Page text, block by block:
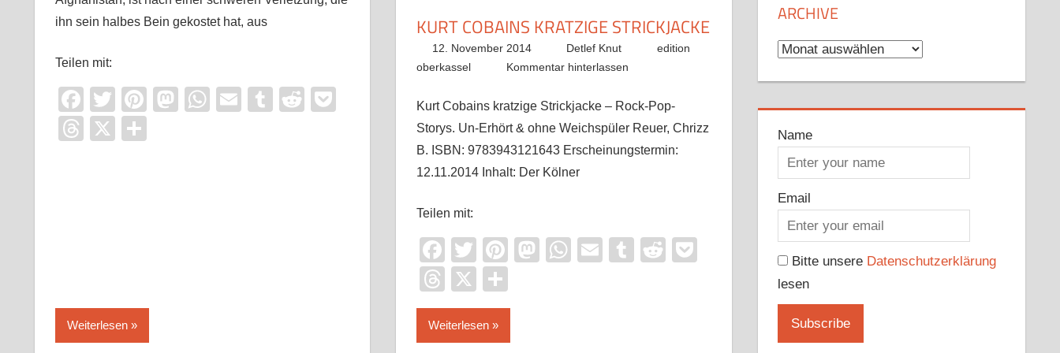
ihn sein halbes Bein gekostet hat, aus
Teilen mit:
Facebook
TwitterPinterest
Mastodon
WhatsApp
EmailTumblrReddit
Threads
X
Weiterlesen
KURT COBAINS KRATZIGE STRICKJACKE
12. November 2014 Detlef Knut
edition
oberkassel
Kommentar hinterlassen
Kurt Cobains kratzige Strickjacke – Rock-Pop-
Storys. Un-Erhört & ohne Weichspüler Reuer, Chrizz
B. ISBN: 9783943121643 Erscheinungstermin:
12.11.2014 Inhalt: Der Kölner
Teilen mit:
Facebook
TwitterPinterest
Mastodon
WhatsApp
EmailTumblrReddit
Threads
X
Weiterlesen
ARCHIVE
Archive
Name
Email
Bitte unsere Datenschutzerklärung
lesen